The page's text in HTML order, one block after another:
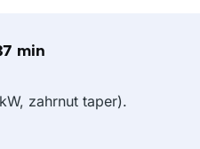
min
zahrnut taper).